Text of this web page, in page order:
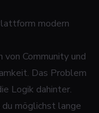
modern
von Community und
Das Problem
Logik dahinter.
möglichst lange